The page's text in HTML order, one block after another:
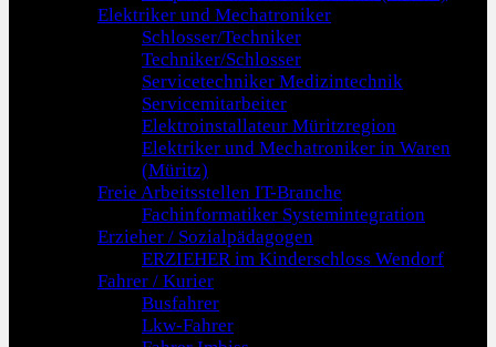
Elektriker und Mechatroniker
Schlosser/Techniker
Techniker/Schlosser
Servicetechniker Medizintechnik
Servicemitarbeiter
Elektroinstallateur Müritzregion
Elektriker und Mechatroniker in Waren
(Müritz)
Freie Arbeitsstellen IT-Branche
Fachinformatiker Systemintegration
Erzieher / Sozialpädagogen
ERZIEHER im Kinderschloss Wendorf
Fahrer / Kurier
Busfahrer
Lkw-Fahrer